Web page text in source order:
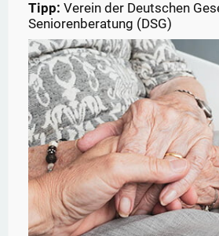
Tipp: Verein der Deutschen
Seniorenberatung (DSG)